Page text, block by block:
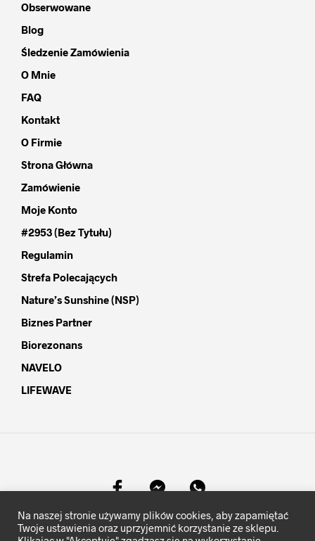
Obserwowane
Blog
Śledzenie Zamówienia
O Mnie
FAQ
Kontakt
O Firmie
Strona Główna
Zamówienie
Moje Konto
#2953 (bez Tytułu)
Regulamin
Strefa Polecających
Nature’s Sunshine (NSP)
Biznes Partner
Biorezonans
NAVELO
LIFEWAVE
© MocKomfortu.pl- Wszelkie prawa zastrzeżone.
Na naszej stronie używamy plików cookies, aby zapamiętać
Twoje ustawienia oraz uprzyjemnić korzystanie ze sklepu.